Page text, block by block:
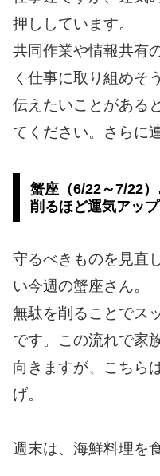
押ししています。
共同作業や情報共有
く仕事に取り組めそう
伝えたいことがある
てください。さらに
蟹座（6/22～7/22
削るほど運気アップ
守るべきものを見直
い今週の蟹座さん。
無駄を削ることでス
です。この流れで家
向きますが、こちら
げ。
週末は、海鮮料理を